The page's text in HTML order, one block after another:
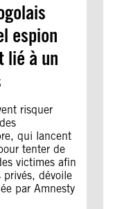
espion
lié à un
risquer
qui lancent
tenter de
victimes afin
dévoile
par Amnesty